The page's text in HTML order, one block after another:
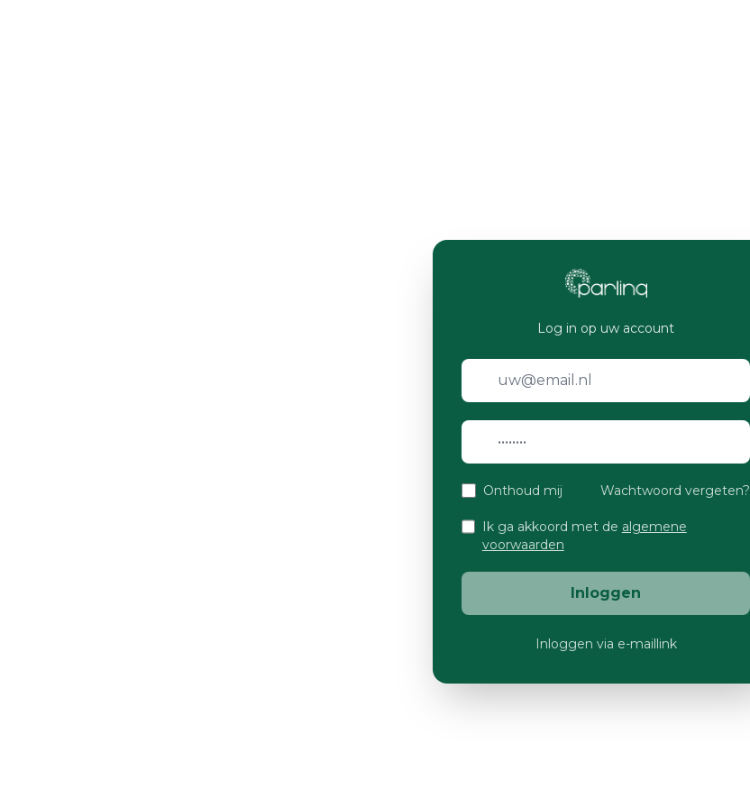
Log in op uw account
Onthoud mij Wachtwoord vergeten?
Ik ga akkoord met de algemene
voorwaarden
Inloggen
Inloggen via e-maillink